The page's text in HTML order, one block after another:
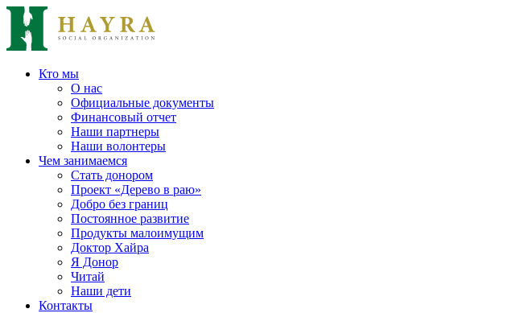
Кто мы
О нас
Официальные документы
Финансовый отчет
Наши партнеры
Наши волонтеры
Чем занимаемся
Стать донором
Проект «Дерево в раю»
Добро без границ
Постоянное развитие
Продукты малоимущим
Доктор Хайра
Я Донор
Читай
Наши дети
Контакты